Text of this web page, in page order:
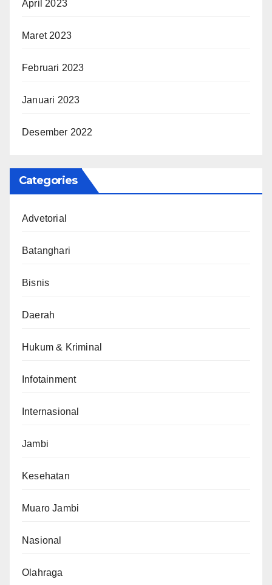
April 2023
Maret 2023
Februari 2023
Januari 2023
Desember 2022
Categories
Advetorial
Batanghari
Bisnis
Daerah
Hukum & Kriminal
Infotainment
Internasional
Jambi
Kesehatan
Muaro Jambi
Nasional
Olahraga